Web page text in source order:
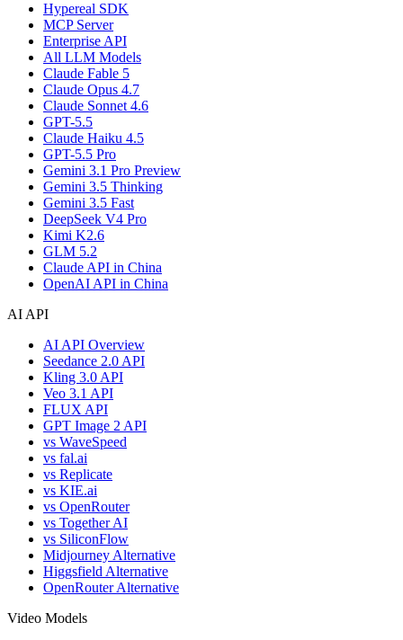
Hypereal SDK
MCP Server
Enterprise API
All LLM Models
Claude Fable 5
Claude Opus 4.7
Claude Sonnet 4.6
GPT-5.5
Claude Haiku 4.5
GPT-5.5 Pro
Gemini 3.1 Pro Preview
Gemini 3.5 Thinking
Gemini 3.5 Fast
DeepSeek V4 Pro
Kimi K2.6
GLM 5.2
Claude API in China
OpenAI API in China
AI API
AI API Overview
Seedance 2.0 API
Kling 3.0 API
Veo 3.1 API
FLUX API
GPT Image 2 API
vs WaveSpeed
vs fal.ai
vs Replicate
vs KIE.ai
vs OpenRouter
vs Together AI
vs SiliconFlow
Midjourney Alternative
Higgsfield Alternative
OpenRouter Alternative
Video Models